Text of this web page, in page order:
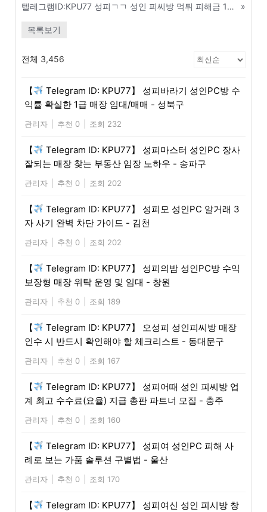
텔레그램ID:KPU77 성피ㄱㄱ 성인 피씨방 먹튀 피해금 100% 회수하는 방법 - 거제
»
목록보기
전체 3,456
【
Telegram ID: KPU77】 성피바라기 성인PC방 수
익률 확실한 1급 매장 임대/매매 - 성북구
관리자 추천 0 조회 232
【
Telegram ID: KPU77】 성피마스터 성인PC 장사
잘되는 매장 찾는 부동산 임장 노하우 - 송파구
관리자 추천 0 조회 202
【
Telegram ID: KPU77】 성피모 성인PC 알거래 3
자 사기 완벽 차단 가이드 - 김천
관리자 추천 0 조회 202
【
Telegram ID: KPU77】 성피의밤 성인PC방 수익
보장형 매장 위탁 운영 및 임대 - 창원
관리자 추천 0 조회 189
【
Telegram ID: KPU77】 오성피 성인피씨방 매장
인수 시 반드시 확인해야 할 체크리스트 - 동대문구
관리자 추천 0 조회 167
【
Telegram ID: KPU77】 성피어때 성인 피씨방 업
계 최고 수수료(요율) 지급 총판 파트너 모집 - 충주
관리자 추천 0 조회 160
【
Telegram ID: KPU77】 성피여 성인PC 피해 사
례로 보는 가품 솔루션 구별법 - 울산
관리자 추천 0 조회 170
【
Telegram ID: KPU77】 성피여신 성인 피시방 창